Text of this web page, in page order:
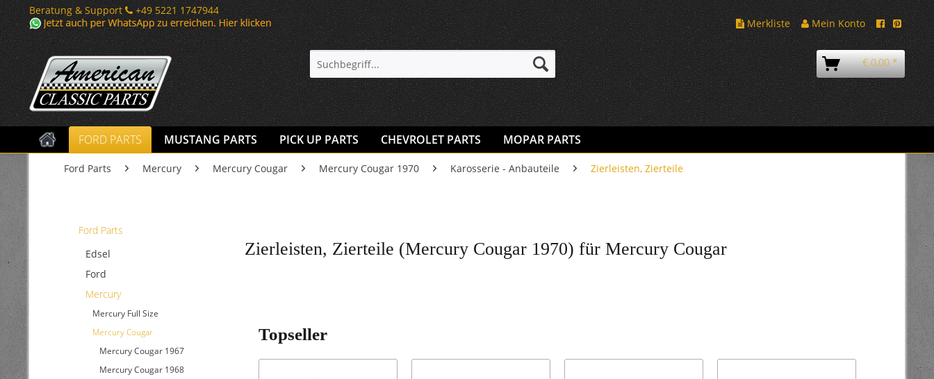
Beratung & Support
+49 5221 1747944
Merkliste
Mein Konto
€ 0,00 *
FORD PARTS MUSTANG PARTS PICK UP PARTS CHEVROLET PARTS MOPAR PARTS
Ford Parts Mercury Mercury Cougar Mercury Cougar 1970 Karosserie - Anbauteile Zierleisten, Zierteile
Ford Parts
Edsel
Ford
Mercury
Mercury Full Size
Mercury Cougar
Mercury Cougar 1967
Mercury Cougar 1968
Zierleisten, Zierteile (Mercury Cougar 1970) für Mercury Cougar
Topseller